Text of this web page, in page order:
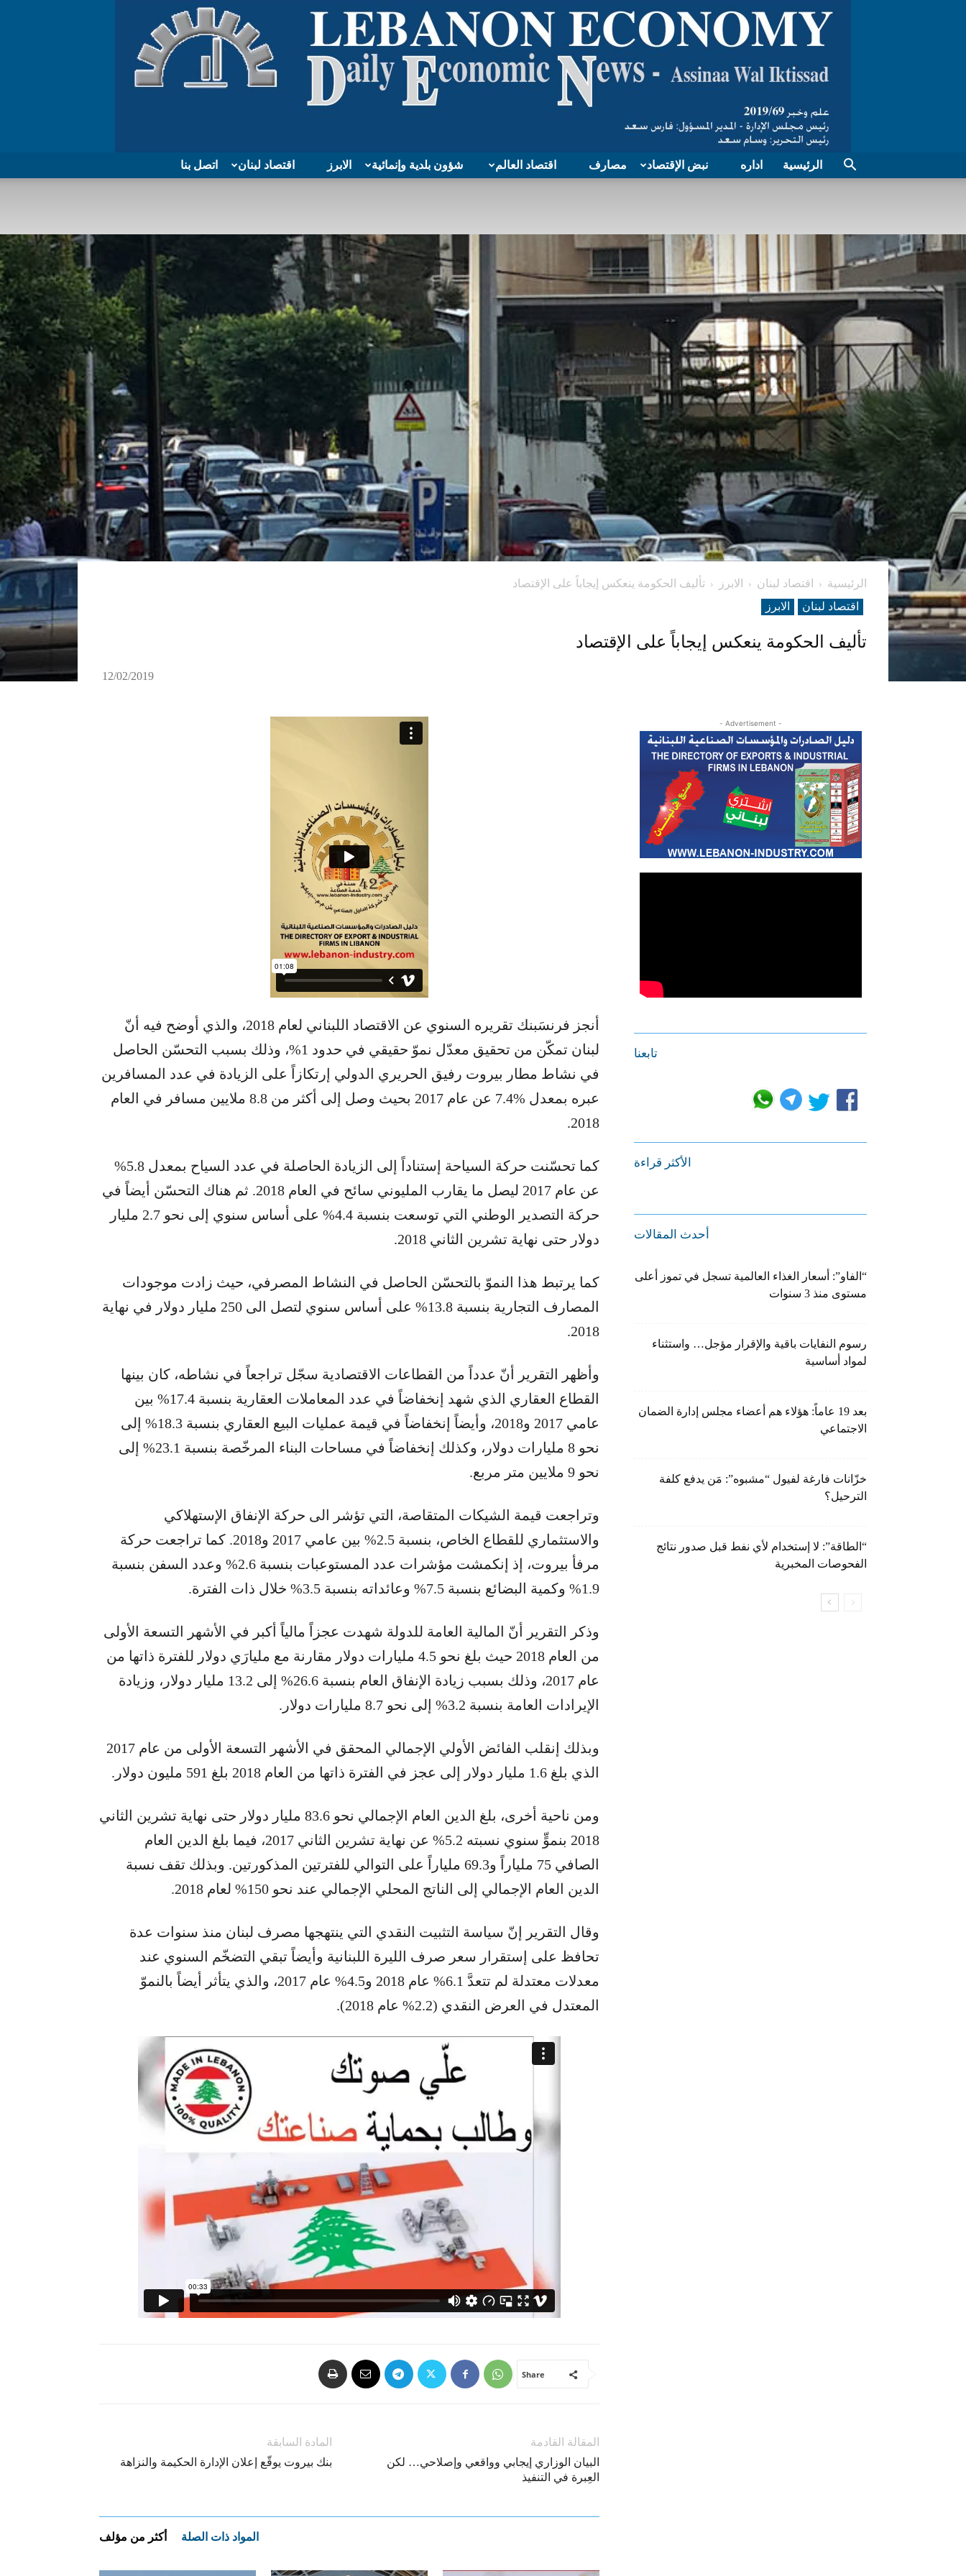
Economy
اتصل بنا اقتصاد لبنان الابرز شؤون بلدية وإنمائية اقتصاد العالم مصارف نبض الإقتصاد اداره الرئيسية
الرئيسية اقتصاد لبنان الابرز
تأليف الحكومة ينعكس إيجاباً على الإقتصاد
اقتصاد لبنان
الابرز
تأليف الحكومة ينعكس إيجاباً على الإقتصاد
12/02/2019
أنجز فرنسَبنك تقريره السنوي عن الاقتصاد اللبناني لعام 2018، والذي أوضح فيه أنّ
لبنان تمكّن من تحقيق معدّل نموّ حقيقي في حدود 1%، وذلك بسبب التحسّن الحاصل
في نشاط مطار بيروت رفيق الحريري الدولي إرتكازاً على الزيادة في عدد المسافرين
عبره بمعدل %7.4 عن عام 2017 بحيث وصل إلى أكثر من 8.8 ملايين مسافر في العام
2018.
كما تحسّنت حركة السياحة إستناداً إلى الزيادة الحاصلة في عدد السياح بمعدل 5.8%
عن عام 2017 ليصل ما يقارب المليوني سائح في العام 2018. ثم هناك التحسّن أيضاً في
حركة التصدير الوطني التي توسعت بنسبة 4.4% على أساس سنوي إلى نحو 2.7 مليار
دولار حتى نهاية تشرين الثاني 2018.
كما يرتبط هذا النموّ بالتحسّن الحاصل في النشاط المصرفي، حيث زادت موجودات
المصارف التجارية بنسبة 13.8% على أساس سنوي لتصل الى 250 مليار دولار في نهاية
2018.
وأظهر التقرير أنّ عدداً من القطاعات الاقتصادية سجّل تراجعاً في نشاطه، كان بينها
القطاع العقاري الذي شهد إنخفاضاً في عدد المعاملات العقارية بنسبة 17.4% بين
عامي 2017 و2018، وأيضاً إنخفاضاً في قيمة عمليات البيع العقاري بنسبة 18.3% إلى
نحو 8 مليارات دولار، وكذلك إنخفاضاً في مساحات البناء المرخّصة بنسبة 23.1% إلى
نحو 9 ملايين متر مربع.
وتراجعت قيمة الشيكات المتقاصة، التي تؤشر الى حركة الإنفاق الإستهلاكي
والاستثماري للقطاع الخاص، بنسبة 2.5% بين عامي 2017 و2018. كما تراجعت حركة
مرفأ بيروت، إذ إنكمشت مؤشرات عدد المستوعبات بنسبة 2.6% وعدد السفن بنسبة
1.9% وكمية البضائع بنسبة 7.5% وعائداته بنسبة 3.5% خلال ذات الفترة.
وذكر التقرير أنّ المالية العامة للدولة شهدت عجزاً مالياً أكبر في الأشهر التسعة الأولى
من العام 2018 حيث بلغ نحو 4.5 مليارات دولار مقارنة مع مليارَي دولار للفترة ذاتها من
عام 2017، وذلك بسبب زيادة الإنفاق العام بنسبة 26.6% إلى 13.2 مليار دولار، وزيادة
الإيرادات العامة بنسبة 3.2% إلى نحو 8.7 مليارات دولار.
وبذلك إنقلب الفائض الأولي الإجمالي المحقق في الأشهر التسعة الأولى من عام 2017
الذي بلغ 1.6 مليار دولار إلى عجز في الفترة ذاتها من العام 2018 بلغ 591 مليون دولار.
ومن ناحية أخرى، بلغ الدين العام الإجمالي نحو 83.6 مليار دولار حتى نهاية تشرين الثاني
2018 بنموٍّ سنوي نسبته 5.2% عن نهاية تشرين الثاني 2017، فيما بلغ الدين العام
الصافي 75 ملياراً و69.3 ملياراً على التوالي للفترتين المذكورتين. وبذلك تقف نسبة
الدين العام الإجمالي إلى الناتج المحلي الإجمالي عند نحو 150% لعام 2018.
وقال التقرير إنّ سياسة التثبيت النقدي التي ينتهجها مصرف لبنان منذ سنوات عدة
تحافظ على إستقرار سعر صرف الليرة اللبنانية وأيضاً تبقي التضخّم السنوي عند
معدلات معتدلة لم تتعدَّ 6.1% عام 2018 و4.5% عام 2017، والذي يتأثر أيضاً بالنموّ
المعتدل في العرض النقدي (2.2% عام 2018).
Share
المادة السابقة
بنك بيروت يوقّع إعلان الإدارة الحكيمة والنزاهة
المقالة القادمة
البيان الوزاري إيجابي وواقعي وإصلاحي… لكن
العِبرة في التنفيذ
المواد ذات الصلة أكثر من مؤلف
- Advertisement -
تابعنا
الأكثر قراءة
أحدث المقالات
“الفاو”: أسعار الغذاء العالمية تسجل في تموز أعلى
مستوى منذ 3 سنوات
رسوم النفايات باقية والإقرار مؤجل… واستثناء
لمواد أساسية
بعد 19 عاماً: هؤلاء هم أعضاء مجلس إدارة الضمان
الاجتماعي
خزّانات فارغة لفيول “مشبوه”: مَن يدفع كلفة
الترحيل؟
“الطاقة”: لا إستخدام لأي نفط قبل صدور نتائج
الفحوصات المخبرية